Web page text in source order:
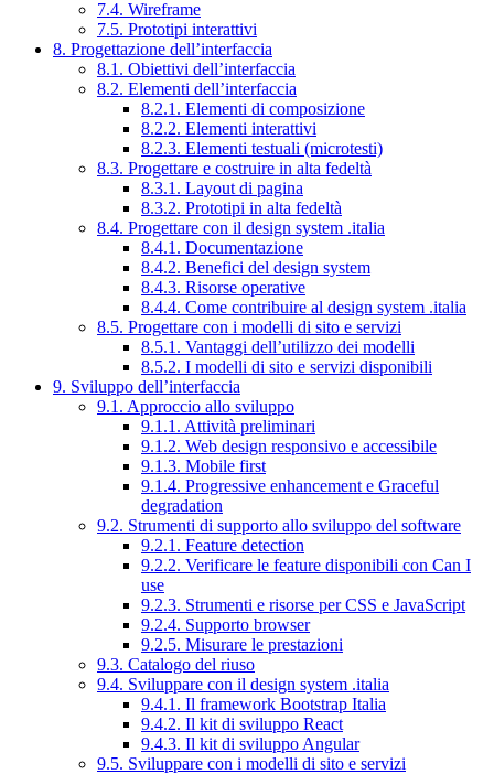
7.4. Wireframe
7.5. Prototipi interattivi
8. Progettazione dell’interfaccia
8.1. Obiettivi dell’interfaccia
8.2. Elementi dell’interfaccia
8.2.1. Elementi di composizione
8.2.2. Elementi interattivi
8.2.3. Elementi testuali (microtesti)
8.3. Progettare e costruire in alta fedeltà
8.3.1. Layout di pagina
8.3.2. Prototipi in alta fedeltà
8.4. Progettare con il design system .italia
8.4.1. Documentazione
8.4.2. Benefici del design system
8.4.3. Risorse operative
8.4.4. Come contribuire al design system .italia
8.5. Progettare con i modelli di sito e servizi
8.5.1. Vantaggi dell’utilizzo dei modelli
8.5.2. I modelli di sito e servizi disponibili
9. Sviluppo dell’interfaccia
9.1. Approccio allo sviluppo
9.1.1. Attività preliminari
9.1.2. Web design responsivo e accessibile
9.1.3. Mobile first
9.1.4. Progressive enhancement e Graceful
degradation
9.2. Strumenti di supporto allo sviluppo del software
9.2.1. Feature detection
9.2.2. Verificare le feature disponibili con Can I
use
9.2.3. Strumenti e risorse per CSS e JavaScript
9.2.4. Supporto browser
9.2.5. Misurare le prestazioni
9.3. Catalogo del riuso
9.4. Sviluppare con il design system .italia
9.4.1. Il framework Bootstrap Italia
9.4.2. Il kit di sviluppo React
9.4.3. Il kit di sviluppo Angular
9.5. Sviluppare con i modelli di sito e servizi